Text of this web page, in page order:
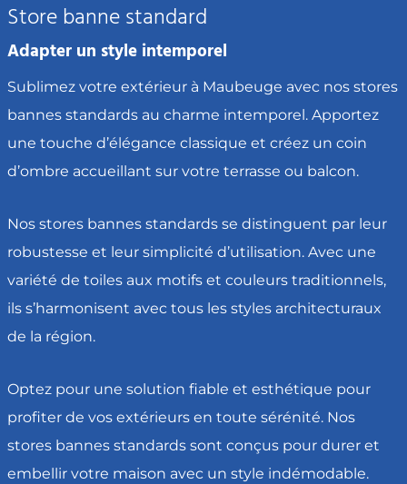
Store banne standard
Adapter un style intemporel
Sublimez votre extérieur à Maubeuge avec nos stores
bannes standards au charme intemporel. Apportez
une touche d’élégance classique et créez un coin
d’ombre accueillant sur votre terrasse ou balcon.
Nos stores bannes standards se distinguent par leur
robustesse et leur simplicité d’utilisation. Avec une
variété de toiles aux motifs et couleurs traditionnels,
ils s’harmonisent avec tous les styles architecturaux
de la région.
Optez pour une solution fiable et esthétique pour
profiter de vos extérieurs en toute sérénité. Nos
stores bannes standards sont conçus pour durer et
embellir votre maison avec un style indémodable.